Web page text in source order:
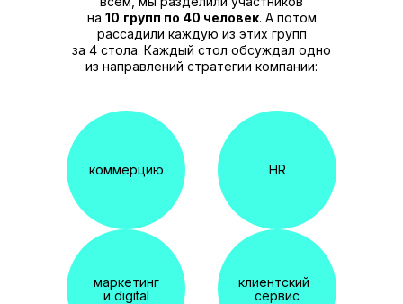
на 10 групп по 40 человек. А потом
рассадили каждую из этих групп
за 4 стола. Каждый стол обсуждал одно
из направлений стратегии компании:
коммерцию HR
маркетинг
и digital
клиентский
сервис